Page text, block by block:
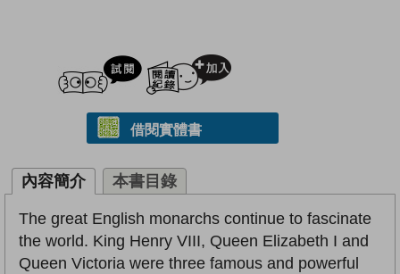
試閲
借閱實體書
內容簡介 本書目錄
The great English monarchs continue to fascinate
the world. King Henry VIII, Queen Elizabeth I and
Queen Victoria were three famous and powerful